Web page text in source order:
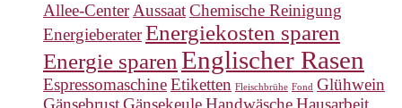
Allee-CenterAussaatChemische Reinigung
EnergieberaterEnergiekosten sparen
Energie sparenEnglischer Rasen
EspressomaschineEtiketten Fleischbrühe Fond Glühwein